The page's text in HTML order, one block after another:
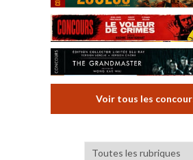
Voir tous les